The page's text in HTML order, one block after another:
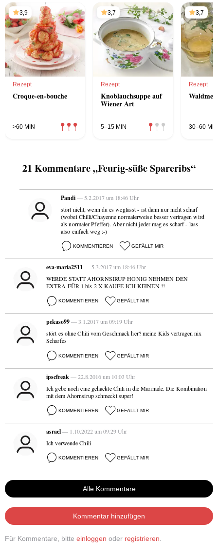
3,9
Rezept
Croque-en-bouche
>60 MIN
3,7
Rezept
Knoblauchsuppe auf
Wiener Art
5–15 MIN
3,7
Rezept
30–60 MIN
21 Kommentare „Feurig-süße Spareribs“
Pandi— 5.2.2017 um 18:46 Uhr
stört nicht, wenn du es weglässt - ist dann nur nicht scharf
(wobei Chilli/Chayenne normalerweise besser vertragen wird
als normaler Pfeffer). Aber nicht jeder mag es scharf - lass
also einfach weg :-)
KOMMENTIEREN GEFÄLLT MIR
eva-maria2511 — 5.3.2017 um 18:46 Uhr
WERDE STATT AHORNSIRUP HONIG NEHMEN DEN
EXTRA FÜR 1 bis 2 X KAUFE ICH KEINEN !!
KOMMENTIEREN GEFÄLLT MIR
pekaso99— 3.1.2017 um 09:19 Uhr
stört es ohne Chili vom Geschmack her? meine Kids vertragen nix
Scharfes
KOMMENTIEREN GEFÄLLT MIR
ipscfreak— 22.8.2016 um 10:03 Uhr
Ich gebe noch eine gehackte Chili in die Marinade. Die Kombination
mit dem Ahornsirup schmeckt super!
KOMMENTIEREN GEFÄLLT MIR
asrael— 1.10.2022 um 09:29 Uhr
Ich verwende Chili
KOMMENTIEREN GEFÄLLT MIR
Alle Kommentare
Kommentar hinzufügen
Für Kommentare, bitte einloggen oder registrieren